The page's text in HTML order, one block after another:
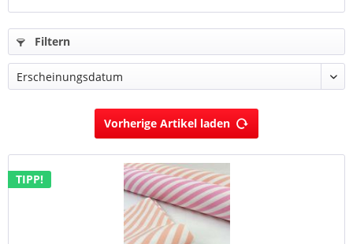
Filtern
Vorherige Artikel laden
TIPP!